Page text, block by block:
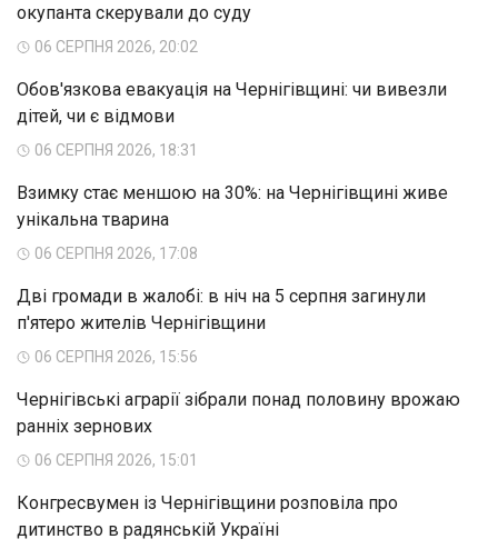
окупанта скерували до суду
06 СЕРПНЯ 2026, 20:02
Обов'язкова евакуація на Чернігівщині: чи вивезли
дітей, чи є відмови
06 СЕРПНЯ 2026, 18:31
Взимку стає меншою на 30%: на Чернігівщині живе
унікальна тварина
06 СЕРПНЯ 2026, 17:08
Дві громади в жалобі: в ніч на 5 серпня загинули
п'ятеро жителів Чернігівщини
06 СЕРПНЯ 2026, 15:56
Чернігівські аграрії зібрали понад половину врожаю
ранніх зернових
06 СЕРПНЯ 2026, 15:01
Конгресвумен із Чернігівщини розповіла про
дитинство в радянській Україні